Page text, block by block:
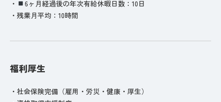
・
6ヶ月経過後の年次有給休暇日数：10日
・残業月平均：10時間
福利厚生
・社会保険完備（雇用・労災・健康・厚生）